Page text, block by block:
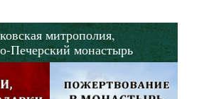
митрополия,
Печерский монастырь